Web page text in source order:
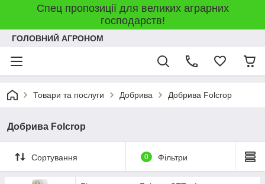
Спец пропозиції для великих аграрних
господарств!
ГОЛОВНИЙ АГРОНОМ
Товари та послуги Добрива Добрива Folcrop
Добрива Folcrop
Сортування 0 Фільтри